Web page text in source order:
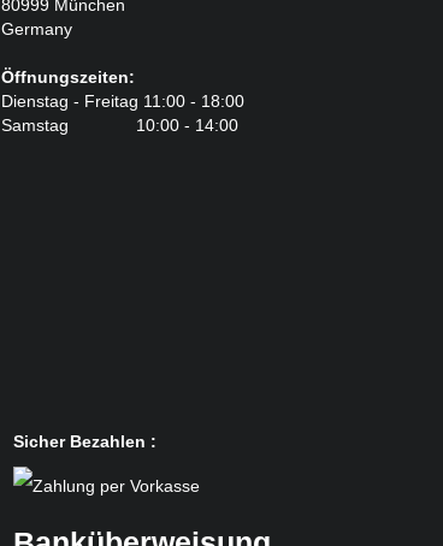
80999 München
Germany
Öffnungszeiten:
Dienstag - Freitag 11:00 - 18:00
Samstag 10:00 - 14:00
Sicher Bezahlen :